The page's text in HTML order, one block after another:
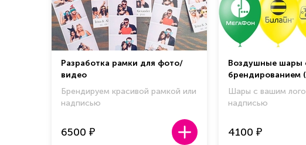
Разработка рамки для фото/
видео
Брендируем красивой рамкой или
надписью
6500 ₽
Воздушные шары
брендированием
Шары с вашим
надписью
4100 ₽